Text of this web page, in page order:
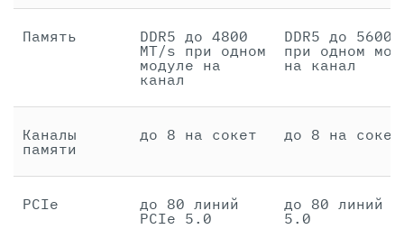
Память
DDR5 до 4800
MT/s при одном
модуле на
канал
DDR5 до 5600
при одном
на канал
Каналы
памяти
до 8 на сокет до 8 на сокет
PCIe
до 80 линий
PCIe 5.0
до 80 линий
5.0